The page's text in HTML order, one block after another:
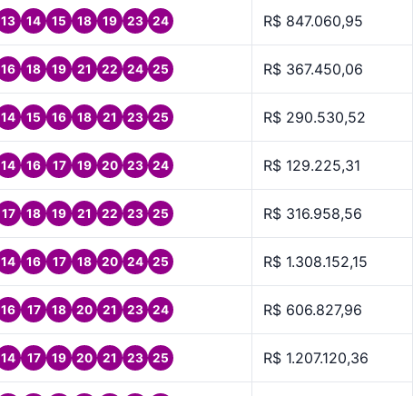
13 14 15 18 19 23 24 R$ 847.060,95
16 18 19 21 22 24 25 R$ 367.450,06
14 15 16 18 21 23 25 R$ 290.530,52
14 16 17 19 20 23 24 R$ 129.225,31
17 18 19 21 22 23 25 R$ 316.958,56
14 16 17 18 20 24 25 R$ 1.308.152,15
16 17 18 20 21 23 24 R$ 606.827,96
14 17 19 20 21 23 25 R$ 1.207.120,36